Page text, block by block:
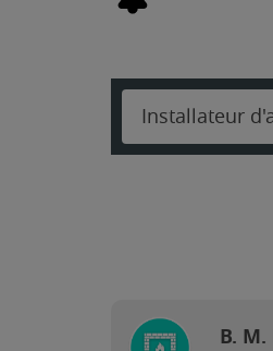
Installateur
B.